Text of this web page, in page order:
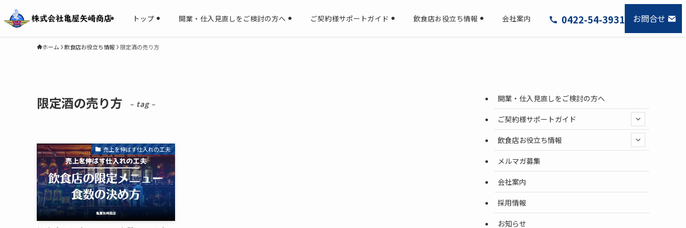
トップ 開業・仕入見直しをご検討の方へ ご契約様サポートガイド 飲食店お役立ち情報 会社案内 0422-54-3931 お問合せ
ホーム 飲食店お役立ち情報 限定酒の売り方
限定酒の売り方 – tag –
売上を伸ばす仕入れの工夫
開業・仕入見直しをご検討の方へ
ご契約様サポートガイド
飲食店お役立ち情報
メルマガ募集
会社案内
採用情報
お知らせ